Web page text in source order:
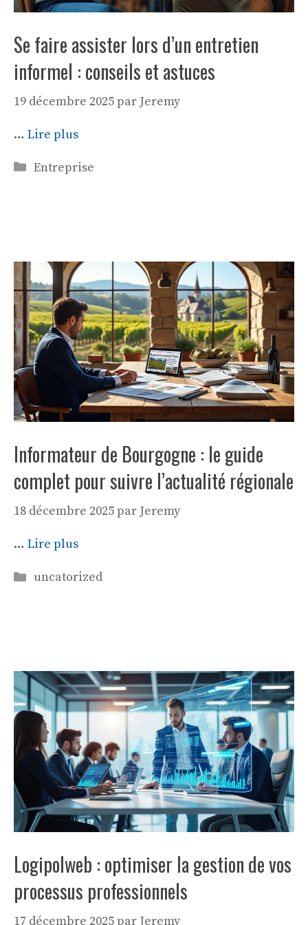
Se faire assister lors d’un entretien
informel : conseils et astuces
19 décembre 2025par Jeremy
… Lire plus
Catégories
Entreprise
Informateur de Bourgogne : le guide
complet pour suivre l’actualité régionale
18 décembre 2025par Jeremy
… Lire plus
Catégories
uncatorized
Logipolweb : optimiser la gestion de vos
processus professionnels
17 décembre 2025par Jeremy